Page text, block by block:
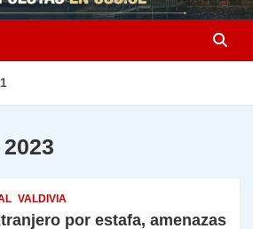
VALDIVIA
por estafa, amenazas